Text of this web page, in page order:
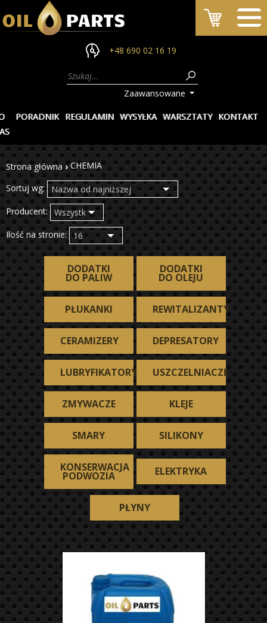
+48 690 02 16 19
Zaawansowane
PORADNIK REGULAMIN WYSYŁKA WARSZTATY KONTAKT
Strona główna › CHEMIA
Sortuj wg:
Producent:
Ilość na stronie:
DODATKI
DO PALIW
DODATKI
DO OLEJU
PŁUKANKI REWITALIZANTY
CERAMIZERY DEPRESATORY
LUBRYFIKATORY USZCZELNIACZE
ZMYWACZE KLEJE
SMARY SILIKONY
KONSERWACJA
PODWOZIA ELEKTRYKA
PŁYNY